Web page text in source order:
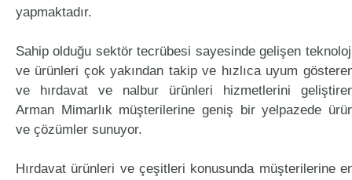
yapmaktadır.
Sahip olduğu sektör tecrübesi sayesinde gelişen
ve ürünleri çok yakından takip ve hızlıca uyum
ve hırdavat ve nalbur ürünleri hizmetlerini
Arman Mimarlık müşterilerine geniş bir yelpazede
ve çözümler sunuyor.
Hırdavat ürünleri ve çeşitleri konusunda müşterilerine